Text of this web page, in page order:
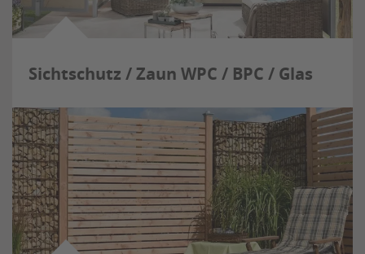
Sichtschutz / Zaun WPC / BPC / Glas